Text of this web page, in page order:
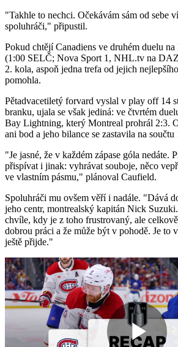
"Takhle to nechci. Očekávám sám od sebe
spoluhráči," připustil.
Pokud chtějí Canadiens ve druhém duelu
(1:00 SELČ; Nova Sport 1, NHL.tv na
2. kola, aspoň jedna trefa od jejich
pomohla.
Pětadvacetiletý forvard vyslal v play off 14
branku, ujala se však jediná: ve čtvrtém
Bay Lightning, který Montreal prohrál 2:3.
ani bod a jeho bilance se zastavila na součtu
"Je jasné, že v každém zápase góla nedáte.
přispívat i jinak: vyhrávat souboje, něco
ve vlastním pásmu," plánoval Caufield.
Spoluhráči mu ovšem věří i nadále. "Dává
jeho centr, montrealský kapitán Nick
chvíle, kdy je z toho frustrovaný, ale
dobrou práci a že může být v pohodě. Je to
ještě přijde."